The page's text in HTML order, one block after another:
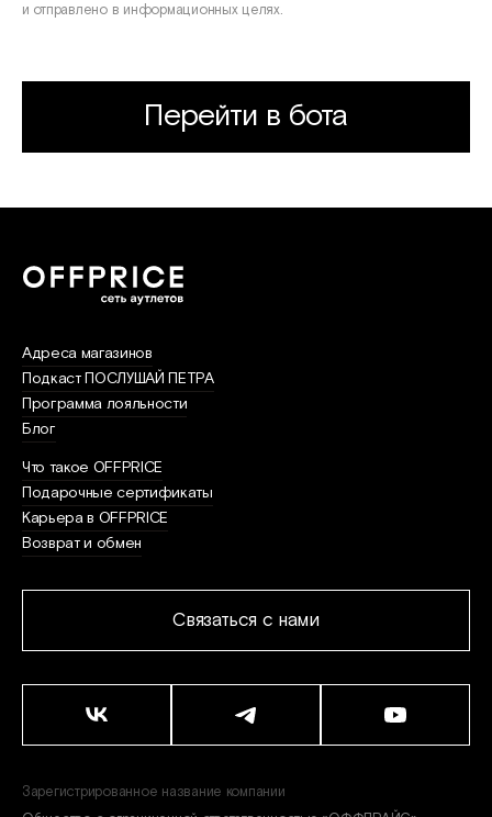
и отправлено в информационных целях.
Перейти в бота
Связаться с нами
Зарегистрированное название компании
Адреса магазинов
Подкаст ПОСЛУШАЙ ПЕТРА
Программа лояльности
Блог
Что такое OFFPRICE
Подарочные сертификаты
Карьера в OFFPRICE
Возврат и обмен